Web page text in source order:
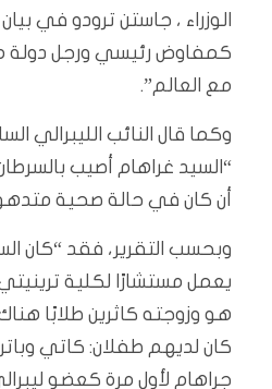
الوزراء ، جاستن ترودو في
كمفاوض رئيسي ورجل دولة
مع العالم”.
وكما قال النائب الليبرالي
“السيد غراهام أصيب
أن كان في حالة صحية
يعمل مستشارًا لكلية
هو وزوجته كاثرين طلابًا
كان لديهم طفلان: كاتي
جراهام لأول مرة كعضو